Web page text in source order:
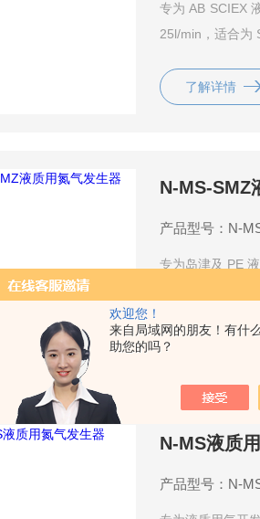
欢迎您！
来自局域网的朋友！有什
助您的吗？
专为 AB SCIEX
25l/min，适合为
了解详情
N-MS-SMZ
产品型号：N-
专为岛津及 PE
N-MS液质
产品型号：N-